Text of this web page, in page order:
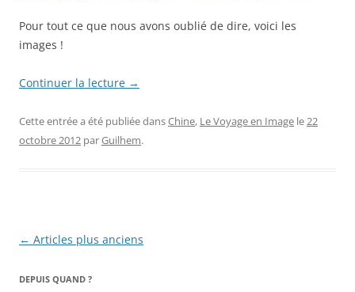
Pour tout ce que nous avons oublié de dire, voici les
images !
Continuer la lecture →
Cette entrée a été publiée dansChine, Le Voyage en Image le22
octobre 2012 parGuilhem.
Navigation
articles
← Articles plus anciens
DEPUIS QUAND ?